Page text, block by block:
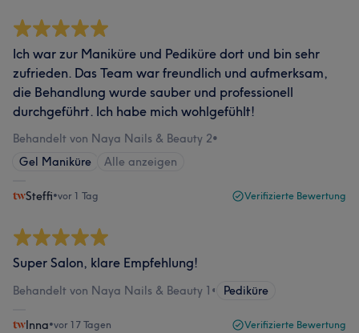
Ich war zur Maniküre und Pediküre dort und bin sehr
zufrieden. Das Team war freundlich und aufmerksam,
die Behandlung wurde sauber und professionell
durchgeführt. Ich habe mich wohlgefühlt!
Behandelt von Naya Nails & Beauty 2•
Gel Maniküre
Alle anzeigen
Steffi•vor 1 Tag Verifizierte Bewertung
Super Salon, klare Empfehlung!
Behandelt von Naya Nails & Beauty 1 • Pediküre
Inna•vor 17 Tagen Verifizierte Bewertung